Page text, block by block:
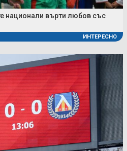
национали върти любов със
ИНТЕРЕСНО